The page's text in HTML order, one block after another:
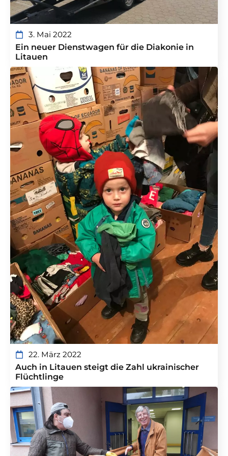
3. Mai 2022
Ein neuer Dienstwagen für die Diakonie in
Litauen
22. März 2022
Auch in Litauen steigt die Zahl ukrainischer
Flüchtlinge